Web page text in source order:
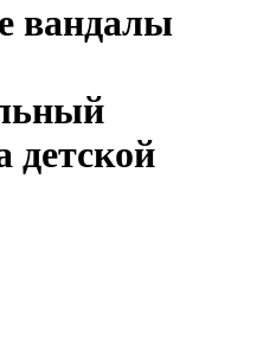
вандалы
детской